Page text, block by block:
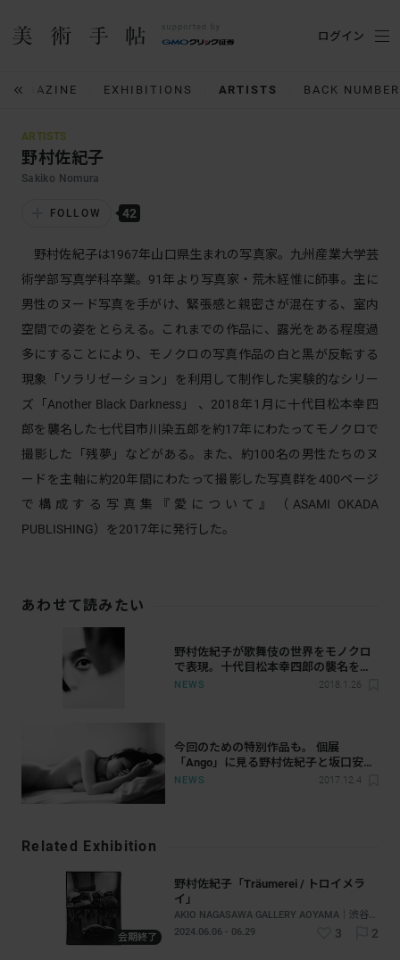
MAGAZINE EXHIBITIONS ARTISTS BACK NUMBER
ログイン
ARTISTS
野村佐紀子
Sakiko Nomura
FOLLOW 42
野村佐紀子は1967年山口県生まれの写真家。九州産業大学芸
術学部写真学科卒業。91年より写真家・荒木経惟に師事。主に
男性のヌード写真を手がけ、緊張感と親密さが混在する、室内
空間での姿をとらえる。これまでの作品に、露光をある程度過
多にすることにより、モノクロの写真作品の白と黒が反転する
現象「ソラリゼーション」を利用して制作した実験的なシリー
ズ「Another Black Darkness」 、2018年1月に十代目松本幸四
郎を襲名した七代目市川染五郎を約17年にわたってモノクロで
撮影した「残夢」などがある。また、約100名の男性たちのヌ
ードを主軸に約20年間にわたって撮影した写真群を400ページ
で構成する写真集『愛について』（ASAMI OKADA
PUBLISHING）を2017年に発行した。
あわせて読みたい
野村佐紀子が歌舞伎の世界をモノクロ
で表現。十代目松本幸四郎の襲名を記
念した写真展が開催
NEWS 2018.1.26
今回のための特別作品も。 個展
「Ango」に見る野村佐紀子と坂口安吾
が織り成す世界
NEWS 2017.12.4
Related Exhibition
会期終了
野村佐紀子「Träumerei / トロイメラ
イ」
AKIO NAGASAWA GALLERY AOYAMA｜渋谷 - 表参道｜東京
2024.06.06 - 06.29
3 2